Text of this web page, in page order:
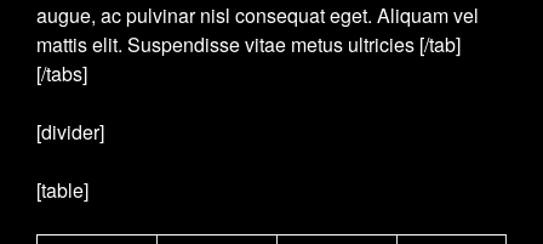
augue, ac pulvinar nisl consequat eget. Aliquam vel
mattis elit. Suspendisse vitae metus ultricies [/tab]
[/tabs]
[divider]
[table]